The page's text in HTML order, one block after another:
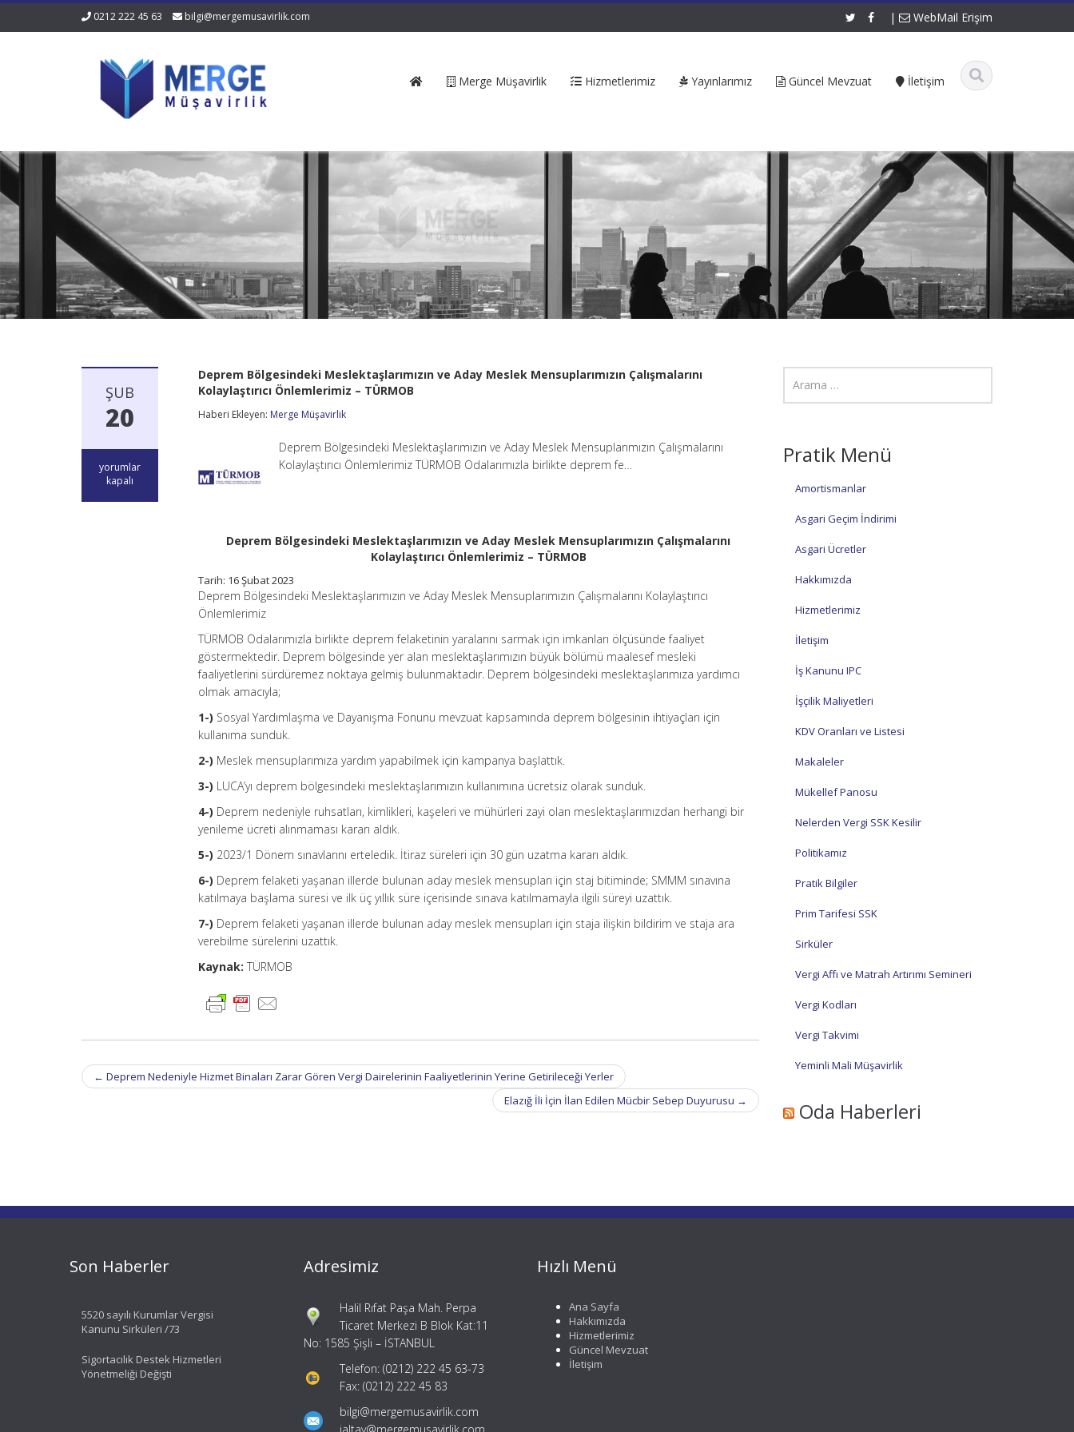
0212 222 45 63 bilgi@mergemusavirlik.com | WebMail Erişim
Merge Müşavirlik Hizmetlerimiz Yayınlarımız Güncel Mevzuat İletişim
ŞUB
20
Deprem
Bölgesindeki
yorumlar
kapalı
Deprem Bölgesindeki Meslektaşlarımızın ve Aday Meslek Mensuplarımızın Çalışmalarını
Kolaylaştırıcı Önlemlerimiz – TÜRMOB
Haberi Ekleyen: Merge Müşavirlik
Deprem Bölgesindeki Meslektaşlarımızın ve Aday Meslek Mensuplarımızın Çalışmalarını
Kolaylaştırıcı Önlemlerimiz TÜRMOB Odalarımızla birlikte deprem fe…
Deprem Bölgesindeki Meslektaşlarımızın ve Aday Meslek Mensuplarımızın Çalışmalarını
Kolaylaştırıcı Önlemlerimiz – TÜRMOB
Tarih: 16 Şubat 2023
Deprem Bölgesindeki Meslektaşlarımızın ve Aday Meslek Mensuplarımızın Çalışmalarını Kolaylaştırıcı
Önlemlerimiz
TÜRMOB Odalarımızla birlikte deprem felaketinin yaralarını sarmak için imkanları ölçüsünde faaliyet
göstermektedir. Deprem bölgesinde yer alan meslektaşlarımızın büyük bölümü maalesef mesleki
faaliyetlerini sürdüremez noktaya gelmiş bulunmaktadır. Deprem bölgesindeki meslektaşlarımıza yardımcı
olmak amacıyla;
1-) Sosyal Yardımlaşma ve Dayanışma Fonunu mevzuat kapsamında deprem bölgesinin ihtiyaçları için
kullanıma sunduk.
2-) Meslek mensuplarımıza yardım yapabilmek için kampanya başlattık.
3-) LUCA’yı deprem bölgesindeki meslektaşlarımızın kullanımına ücretsiz olarak sunduk.
4-) Deprem nedeniyle ruhsatları, kimlikleri, kaşeleri ve mühürleri zayi olan meslektaşlarımızdan herhangi bir
yenileme ücreti alınmaması kararı aldık.
5-) 2023/1 Dönem sınavlarını erteledik. İtiraz süreleri için 30 gün uzatma kararı aldık.
6-) Deprem felaketi yaşanan illerde bulunan aday meslek mensupları için staj bitiminde; SMMM sınavına
katılmaya başlama süresi ve ilk üç yıllık süre içerisinde sınava katılmamayla ilgili süreyi uzattık.
7-) Deprem felaketi yaşanan illerde bulunan aday meslek mensupları için staja ilişkin bildirim ve staja ara
verebilme sürelerini uzattık.
Kaynak: TÜRMOB
Post
navigation
← Deprem Nedeniyle Hizmet Binaları Zarar Gören Vergi Dairelerinin Faaliyetlerinin Yerine Getirileceği Yerler
Elazığ İli İçin İlan Edilen Mücbir Sebep Duyurusu →
Pratik Menü
Amortismanlar
Asgari Geçim İndirimi
Asgari Ücretler
Hakkımızda
Hizmetlerimiz
İletişim
İş Kanunu IPC
İşçilik Maliyetleri
KDV Oranları ve Listesi
Makaleler
Mükellef Panosu
Nelerden Vergi SSK Kesilir
Politikamız
Pratik Bilgiler
Prim Tarifesi SSK
Sirküler
Vergi Affı ve Matrah Artırımı Semineri
Vergi Kodları
Vergi Takvimi
Yeminli Mali Müşavirlik
Oda Haberleri
Son Haberler
5520 sayılı Kurumlar Vergisi
Kanunu Sirküleri /73
Sigortacılık Destek Hizmetleri
Yönetmeliği Değişti
Adresimiz
Halil Rıfat Paşa Mah. Perpa
Ticaret Merkezi B Blok Kat:11
No: 1585 Şişli – İSTANBUL
Telefon: (0212) 222 45 63-73
Fax: (0212) 222 45 83
bilgi@mergemusavirlik.com
Hızlı Menü
Ana Sayfa
Hakkımızda
Hizmetlerimiz
Güncel Mevzuat
İletişim